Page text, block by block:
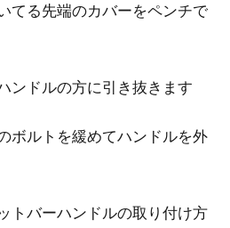
てる先端のカバーをペンチで
ンドルの方に引き抜きます
ボルトを緩めてハンドルを外
トバーハンドルの取り付け方